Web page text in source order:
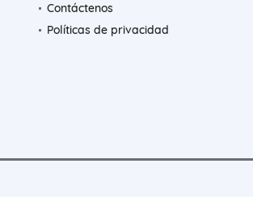
Contáctenos
Políticas de privacidad